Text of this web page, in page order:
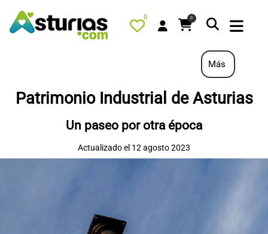
0 0
QUÉ HACER
ALOJAMIENTOS
Más
Patrimonio Industrial de Asturias
Un paseo por otra época
Actualizado el 12 agosto 2023